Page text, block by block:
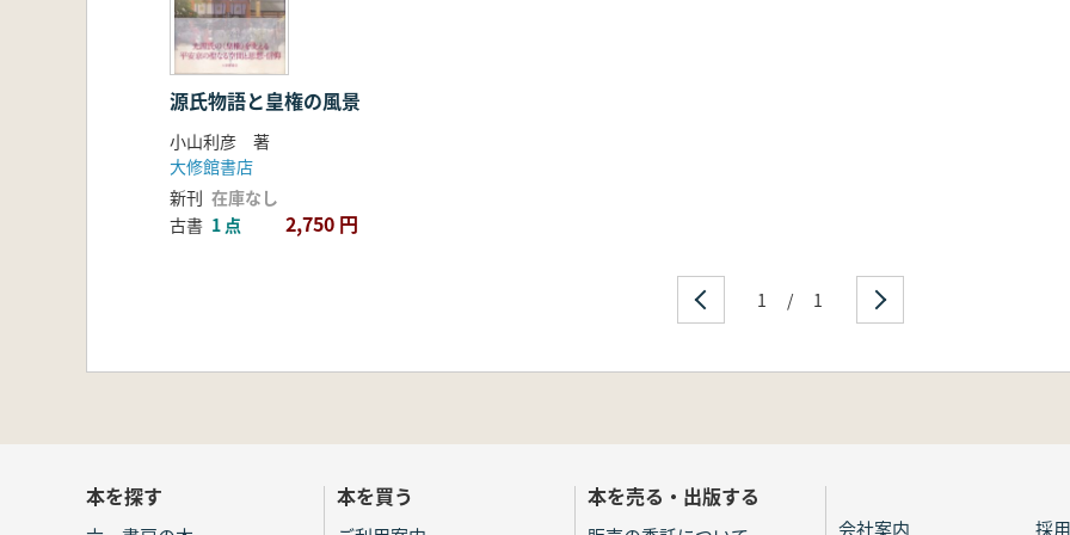
源氏物語と皇権の風景
小山利彦 著
大修館書店
新刊 在庫なし
古書 1 点 2,750 円
1 / 1
本を探す 本を買う 本を売る・出版する
会社案内 採